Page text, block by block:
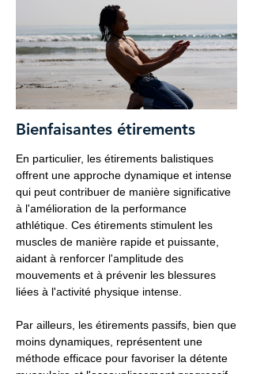
Bienfaisantes étirements
En particulier, les étirements balistiques
offrent une approche dynamique et intense
qui peut contribuer de manière significative
à l'amélioration de la performance
athlétique. Ces étirements stimulent les
muscles de manière rapide et puissante,
aidant à renforcer l'amplitude des
mouvements et à prévenir les blessures
liées à l'activité physique intense.
Par ailleurs, les étirements passifs, bien que
moins dynamiques, représentent une
méthode efficace pour favoriser la détente